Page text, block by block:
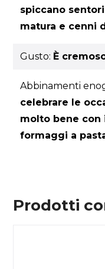
spiccano
matura e cenni
Gusto: È
Abbinamenti
celebrare le
molto bene
formaggi a
Prodotti